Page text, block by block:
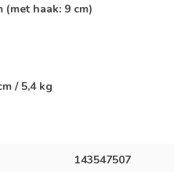
(met haak: 9 cm)
/ 5,4 kg
143547507